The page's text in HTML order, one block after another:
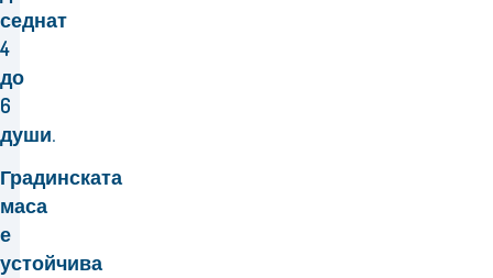
седнат
4
до
6
души.
Градинската
маса
е
устойчива